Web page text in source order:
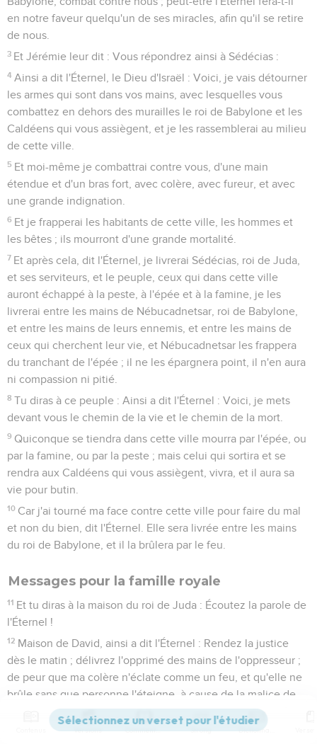
en notre faveur quelqu'un de ses miracles, afin qu'il se retire
de nous.
3 Et Jérémie leur dit : Vous répondrez ainsi à Sédécias :
4 Ainsi a dit l'Éternel, le Dieu d'Israël : Voici, je vais détourner
les armes qui sont dans vos mains, avec lesquelles vous
combattez en dehors des murailles le roi de Babylone et les
Caldéens qui vous assiègent, et je les rassemblerai au milieu
de cette ville.
5 Et moi-même je combattrai contre vous, d'une main
étendue et d'un bras fort, avec colère, avec fureur, et avec
une grande indignation.
6 Et je frapperai les habitants de cette ville, les hommes et
les bêtes ; ils mourront d'une grande mortalité.
7 Et après cela, dit l'Éternel, je livrerai Sédécias, roi de Juda,
et ses serviteurs, et le peuple, ceux qui dans cette ville
auront échappé à la peste, à l'épée et à la famine, je les
livrerai entre les mains de Nébucadnetsar, roi de Babylone,
et entre les mains de leurs ennemis, et entre les mains de
ceux qui cherchent leur vie, et Nébucadnetsar les frappera
du tranchant de l'épée ; il ne les épargnera point, il n'en aura
ni compassion ni pitié.
8 Tu diras à ce peuple : Ainsi a dit l'Éternel : Voici, je mets
devant vous le chemin de la vie et le chemin de la mort.
9 Quiconque se tiendra dans cette ville mourra par l'épée, ou
par la famine, ou par la peste ; mais celui qui sortira et se
rendra aux Caldéens qui vous assiègent, vivra, et il aura sa
vie pour butin.
10 Car j'ai tourné ma face contre cette ville pour faire du mal
et non du bien, dit l'Éternel. Elle sera livrée entre les mains
du roi de Babylone, et il la brûlera par le feu.
Messages pour la famille royale
11 Et tu diras à la maison du roi de Juda : Écoutez la parole de
l'Éternel !
12 Maison de David, ainsi a dit l'Éternel : Rendez la justice
dès le matin ; délivrez l'opprimé des mains de l'oppresseur ;
de peur que ma colère n'éclate comme un feu, et qu'elle ne
brûle sans que personne l'éteigne, à cause de la malice de
vos actions !
Voici, je viens à toi, ville située dans la vallée, sur le rocher
Versions Commentaires Strong